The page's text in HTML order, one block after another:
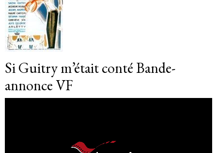
Si Guitry m’était conté Bande-
annonce VF